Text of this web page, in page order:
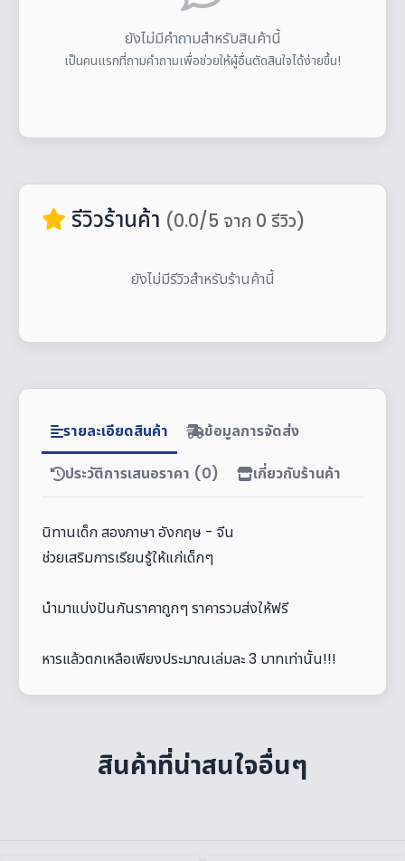
ยังไม่มีคำถามสำหรับสินค้านี้
เป็นคนแรกที่ถามคำถามเพื่อช่วยให้ผู้อื่นตัดสินใจได้ง่ายขึ้น!
รีวิวร้านค้า (0.0/5 จาก 0 รีวิว)
ยังไม่มีรีวิวสำหรับร้านค้านี้
รายละเอียดสินค้า ข้อมูลการจัดส่ง
ประวัติการเสนอราคา (0) เกี่ยวกับร้านค้า
นิทานเด็ก สองภาษา อังกฤษ - จีน
ช่วยเสริมการเรียนรู้ให้แก่เด็กๆ
นำมาแบ่งปันกันราคาถูกๆ ราคารวมส่งให้ฟรี
หารแล้วตกเหลือเพียงประมาณเล่มละ 3 บาทเท่านั้น!!!
สินค้าที่น่าสนใจอื่นๆ